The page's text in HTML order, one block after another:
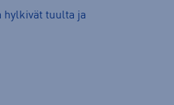
hylkivät tuulta ja